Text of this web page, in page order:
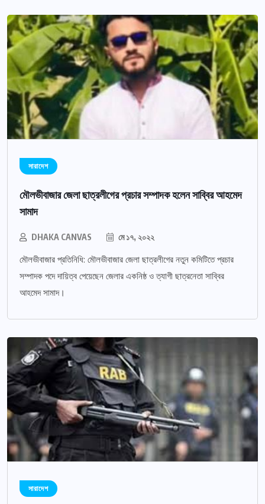
সারাদেশ
মৌলভীবাজার জেলা ছাত্রলীগের প্রচার সম্পাদক হলেন সাব্বির আহমেদ
সামাদ
DHAKA CANVAS মে ১৭, ২০২২
মৌলভীবাজার প্রতিনিধি: মৌলভীবাজার জেলা ছাত্রলীগের নতুন কমিটিতে প্রচার
সম্পাদক পদে দায়িত্ব পেয়েছেন জেলার একনিষ্ঠ ও ত্যাগী ছাত্রনেতা সাব্বির
আহমেদ সামাদ।
সারাদেশ